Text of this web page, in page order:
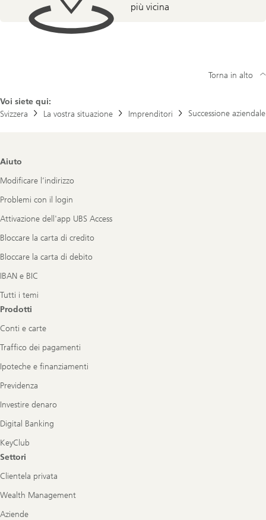
più vicina
Voi siete qui:
Svizzera
La vostra situazione Imprenditori Successione aziendale
Torna in alto
Footer
Aiuto
Modificare l’indirizzo
Problemi con il login
Attivazione dell'app UBS Access
Bloccare la carta di credito
Bloccare la carta di debito
IBAN e BIC
Tutti i temi
Prodotti
Conti e carte
Traffico dei pagamenti
Ipoteche e finanziamenti
Previdenza
Investire denaro
Digital Banking
KeyClub
Settori
Clientela privata
Wealth Management
Aziende